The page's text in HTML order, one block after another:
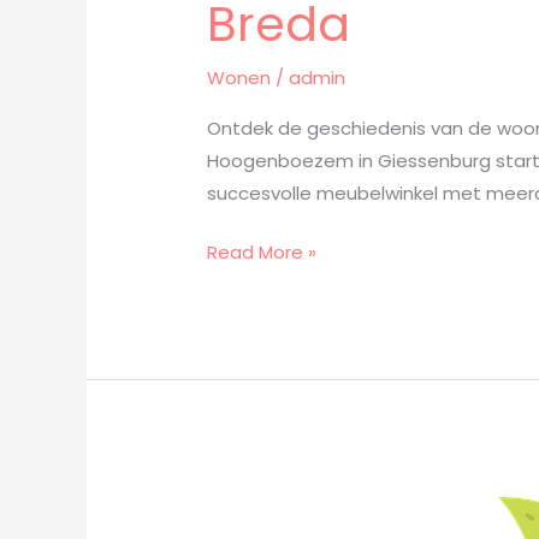
Breda
Wonen /admin
Ontdek de geschiedenis van de
Hoogenboezem in Giessenburg
succesvolle meubelwinkel met
Read More »